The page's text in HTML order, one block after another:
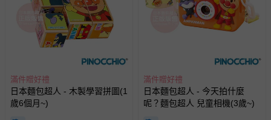
滿件贈好禮
日本麵包超人 - 木製學習拼圖(1
歲6個月~)
滿件贈好禮
日本麵包超人 - 今天拍什麼
呢？麵包超人 兒童相機(3歲~)